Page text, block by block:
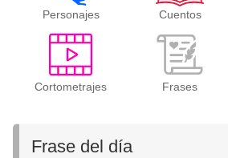
Personajes Cuentos
Cortometrajes Frases
Frase del día